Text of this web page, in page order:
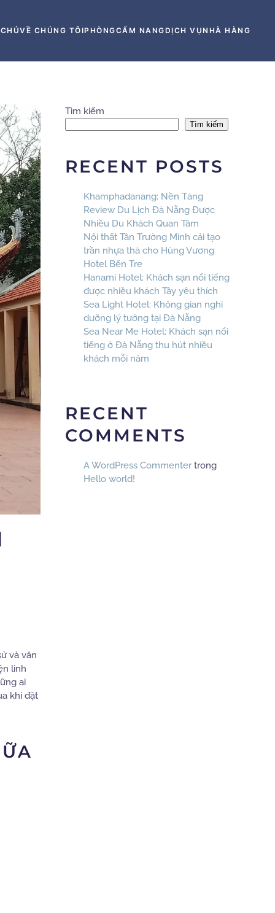
VỀ CHÚNG TÔIPHÒNGCẨM NANGDỊCH VỤNHÀ HÀNG
và văn
linh
ai
khi đặt
Tìm kiếm
Tìm kiếm
RECENT POSTS
Khamphadanang: Nền Tảng
Review Du Lịch Đà Nẵng Được
Nhiều Du Khách Quan Tâm
Nội thất Tân Trường Minh cải tạo
trần nhựa thả cho Hùng Vương
Hotel Bến Tre
Hanami Hotel: Khách sạn nổi tiếng
được nhiều khách Tây yêu thích
Sea Light Hotel: Không gian nghỉ
dưỡng lý tưởng tại Đà Nẵng
Sea Near Me Hotel: Khách sạn nổi
tiếng ở Đà Nẵng thu hút nhiều
khách mỗi năm
RECENT
COMMENTS
A WordPress Commentertrong
Hello world!